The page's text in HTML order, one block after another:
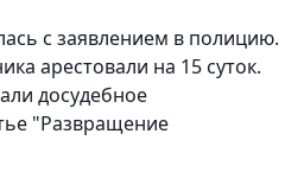
с заявлением в полицию.
арестовали на 15 суток.
досудебное
"Развращение